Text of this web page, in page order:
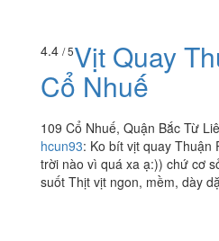
4.4 / 5Vịt Quay
Cổ Nhuế
109 Cổ Nhuế, Quận Bắc Từ
hcun93: Ko bít vịt quay Thuận
trời nào vì quá xa ạ:)) chứ cơ
suốt Thịt vịt ngon, mềm, dày